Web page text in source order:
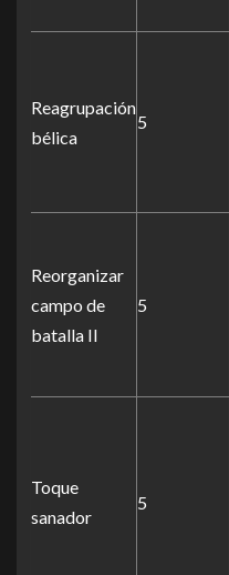
Reagrupación
bélica
5
Reorganizar
campo de
batalla II
5
Toque
sanador
5